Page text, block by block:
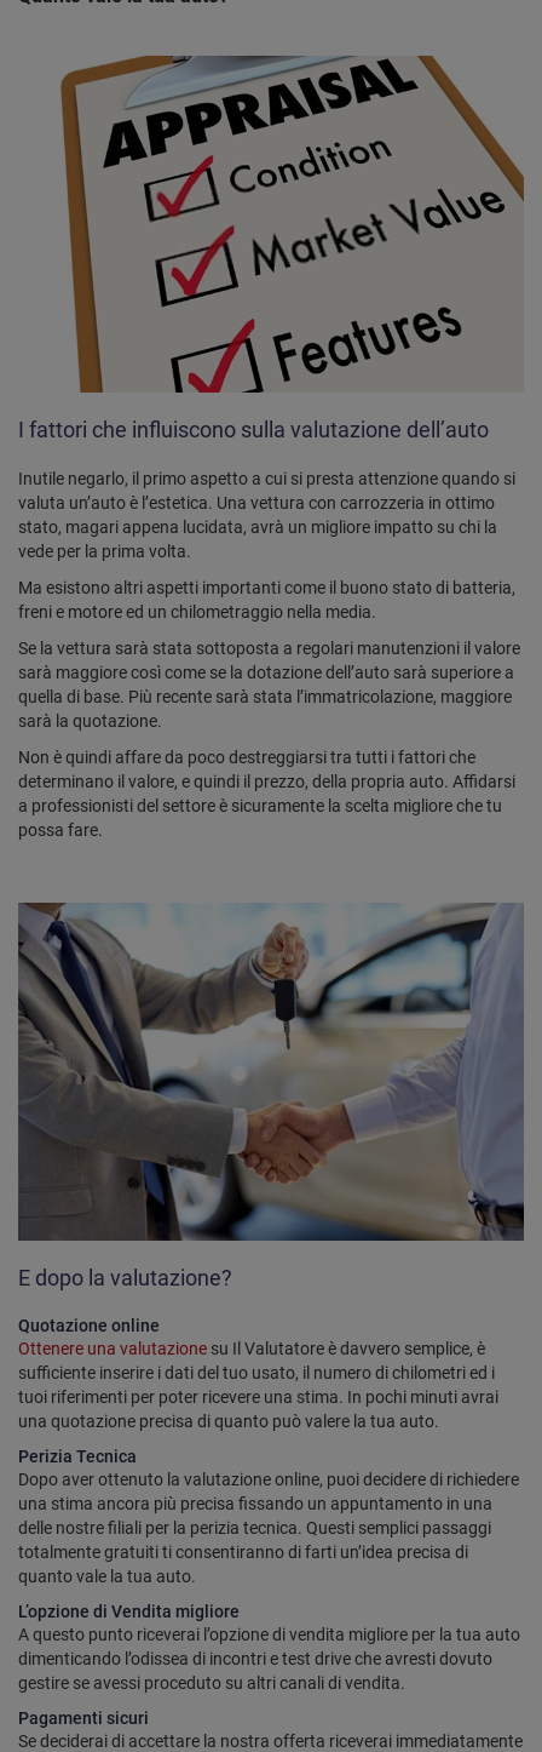
I fattori che influiscono sulla valutazione dell’auto
Inutile negarlo, il primo aspetto a cui si presta attenzione quando si
valuta un’auto è l’estetica. Una vettura con carrozzeria in ottimo
stato, magari appena lucidata, avrà un migliore impatto su chi la
vede per la prima volta.
Ma esistono altri aspetti importanti come il buono stato di batteria,
freni e motore ed un chilometraggio nella media.
Se la vettura sarà stata sottoposta a regolari manutenzioni il valore
sarà maggiore così come se la dotazione dell’auto sarà superiore a
quella di base. Più recente sarà stata l’immatricolazione, maggiore
sarà la quotazione.
Non è quindi affare da poco destreggiarsi tra tutti i fattori che
determinano il valore, e quindi il prezzo, della propria auto. Affidarsi
a professionisti del settore è sicuramente la scelta migliore che tu
possa fare.
E dopo la valutazione?
Quotazione online
Ottenere una valutazione su Il Valutatore è davvero semplice, è
sufficiente inserire i dati del tuo usato, il numero di chilometri ed i
tuoi riferimenti per poter ricevere una stima. In pochi minuti avrai
una quotazione precisa di quanto può valere la tua auto.
Perizia Tecnica
Dopo aver ottenuto la valutazione online, puoi decidere di richiedere
una stima ancora più precisa fissando un appuntamento in una
delle nostre filiali per la perizia tecnica. Questi semplici passaggi
totalmente gratuiti ti consentiranno di farti un’idea precisa di
quanto vale la tua auto.
L’opzione di Vendita migliore
A questo punto riceverai l’opzione di vendita migliore per la tua auto
dimenticando l’odissea di incontri e test drive che avresti dovuto
gestire se avessi proceduto su altri canali di vendita.
Pagamenti sicuri
Se deciderai di accettare la nostra offerta riceverai immediatamente